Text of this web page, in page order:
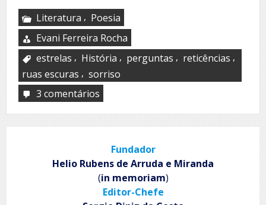
Literatura , Poesia
Evani Ferreira Rocha
estrelas , História , perguntas , reticências ,
ruas escuras , sorriso
3 comentários
Fundador
Helio Rubens de Arruda e Miranda
(in memoriam)
Editor-Chefe